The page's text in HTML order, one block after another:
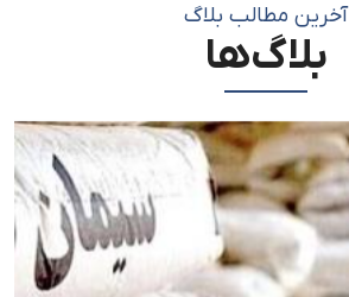
آخرین مطالب بلاگ‌
بلاگ‌ها